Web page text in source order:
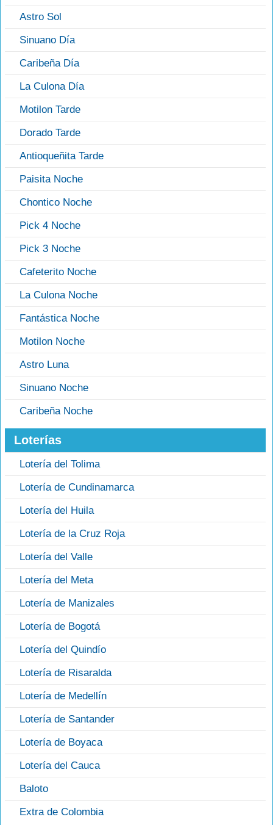
Astro Sol
Sinuano Día
Caribeña Día
La Culona Día
Motilon Tarde
Dorado Tarde
Antioqueñita Tarde
Paisita Noche
Chontico Noche
Pick 4 Noche
Pick 3 Noche
Cafeterito Noche
La Culona Noche
Fantástica Noche
Motilon Noche
Astro Luna
Sinuano Noche
Caribeña Noche
Loterías
Lotería del Tolima
Lotería de Cundinamarca
Lotería del Huila
Lotería de la Cruz Roja
Lotería del Valle
Lotería del Meta
Lotería de Manizales
Lotería de Bogotá
Lotería del Quindío
Lotería de Risaralda
Lotería de Medellín
Lotería de Santander
Lotería de Boyaca
Lotería del Cauca
Baloto
Extra de Colombia